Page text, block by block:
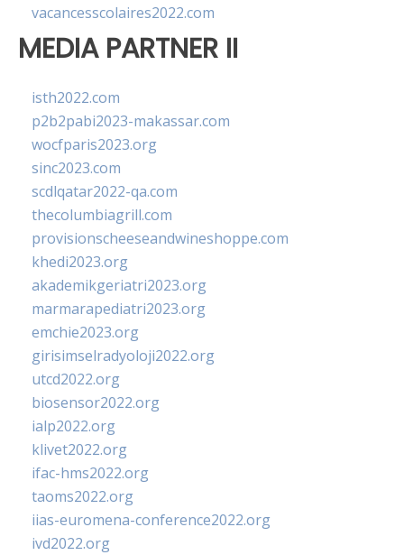
vacancesscolaires2022.com
MEDIA PARTNER II
isth2022.com
p2b2pabi2023-makassar.com
wocfparis2023.org
sinc2023.com
scdlqatar2022-qa.com
thecolumbiagrill.com
provisionscheeseandwineshoppe.com
khedi2023.org
akademikgeriatri2023.org
marmarapediatri2023.org
emchie2023.org
girisimselradyoloji2022.org
utcd2022.org
biosensor2022.org
ialp2022.org
klivet2022.org
ifac-hms2022.org
taoms2022.org
iias-euromena-conference2022.org
ivd2022.org